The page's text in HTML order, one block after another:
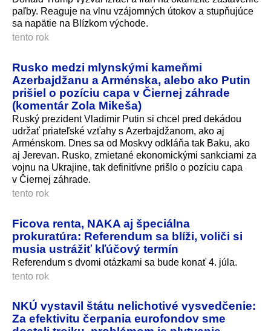
paľby. Reaguje na vlnu vzájomných útokov a stupňujúce
sa napätie na Blízkom východe.
tento rok
Rusko medzi mlynskými kameňmi
Azerbajdžanu a Arménska, alebo ako Putin
prišiel o pozíciu capa v Čiernej záhrade
(komentár Zola Mikeša)
Ruský prezident Vladimir Putin si chcel pred dekádou
udržať priateľské vzťahy s Azerbajdžanom, ako aj
Arménskom. Dnes sa od Moskvy odkláňa tak Baku, ako
aj Jerevan. Rusko, zmietané ekonomickými sankciami za
vojnu na Ukrajine, tak definitívne prišlo o pozíciu capa
v Čiernej záhrade.
tento rok
Ficova renta, NAKA aj špeciálna
prokuratúra: Referendum sa blíži, voliči si
musia ustrážiť kľúčový termín
Referendum s dvomi otázkami sa bude konať 4. júla.
tento rok
NKÚ vystavil štátu nelichotivé vysvedčenie:
Za efektivitu čerpania eurofondov sme